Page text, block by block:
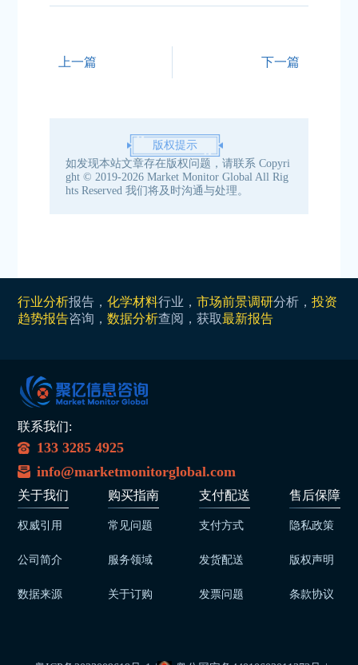
上一篇 下一篇
版权提示
如发现本站文章存在版权问题，请联系Copyri
ght © 2019-2026 Market Monitor Global All Rig
hts Reserved 我们将及时沟通与处理。
行业分析报告，化学材料行业，市场前景调研分析，投资
趋势报告咨询，数据分析查阅，获取最新报告
联系我们:
133 3285 4925
info@marketmonitorglobal.com
关于我们
权威引用
公司简介
数据来源
购买指南
常见问题
服务领域
关于订购
支付配送
支付方式
发货配送
发票问题
售后保障
隐私政策
版权声明
条款协议